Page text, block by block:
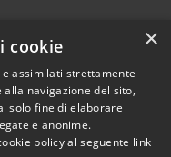
© 2026 • Comune di
×
cookie
assimilati strettamente
navigazione del sito,
solo fine di elaborare
e anonime.
policy al seguente link